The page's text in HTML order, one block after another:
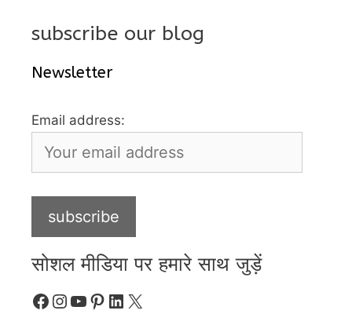
subscribe our blog
Newsletter
Email address:
सोशल मीडिया पर हमारे साथ जुड़ें
Facebook
Instagram
YouTube
Pinterest
LinkedIn
X